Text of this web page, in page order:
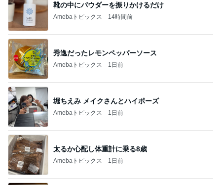
靴の中にパウダーを振りかけるだけ
Amebaトピックス 14時間前
秀逸だったレモンペッパーソース
Amebaトピックス 1日前
堀ちえみ メイクさんとハイポーズ
Amebaトピックス 1日前
太るか心配し体重計に乗る8歳
Amebaトピックス 1日前